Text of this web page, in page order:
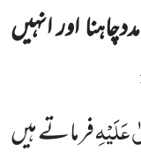
اور انہیں
عَلَیْہِفرماتے ہیں